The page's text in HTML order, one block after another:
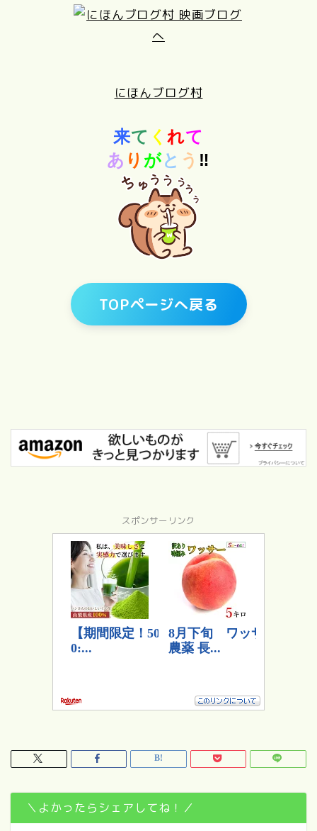
にほんブログ村
来て くれて
あ り がと う ‼
TOPページへ戻る
スポンサーリンク
＼よかったらシェアしてね！／